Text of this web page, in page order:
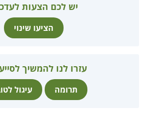
יש לכם הצעות
הציעו שינוי
עזרו לנו להמשיך
תרומה עיגול